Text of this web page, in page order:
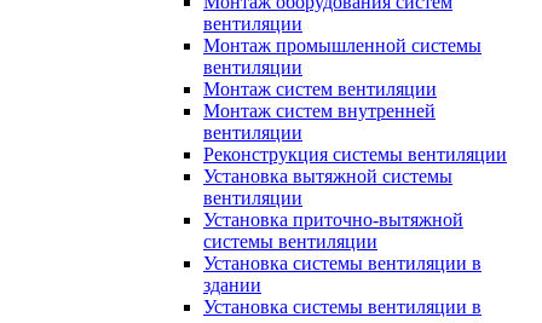
вентиляции
Монтаж промышленной системы
вентиляции
Монтаж систем вентиляции
Монтаж систем внутренней
вентиляции
Реконструкция системы вентиляции
Установка вытяжной системы
вентиляции
Установка приточно-вытяжной
системы вентиляции
Установка системы вентиляции в
здании
Установка системы вентиляции в